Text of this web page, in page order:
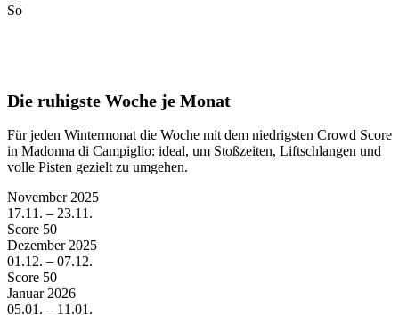
So
Die ruhigste Woche je Monat
Für jeden Wintermonat die Woche mit dem niedrigsten Crowd Score
in Madonna di Campiglio: ideal, um Stoßzeiten, Liftschlangen und
volle Pisten gezielt zu umgehen.
November 2025
17.11. – 23.11.
Score 50
Dezember 2025
01.12. – 07.12.
Score 50
Januar 2026
05.01. – 11.01.